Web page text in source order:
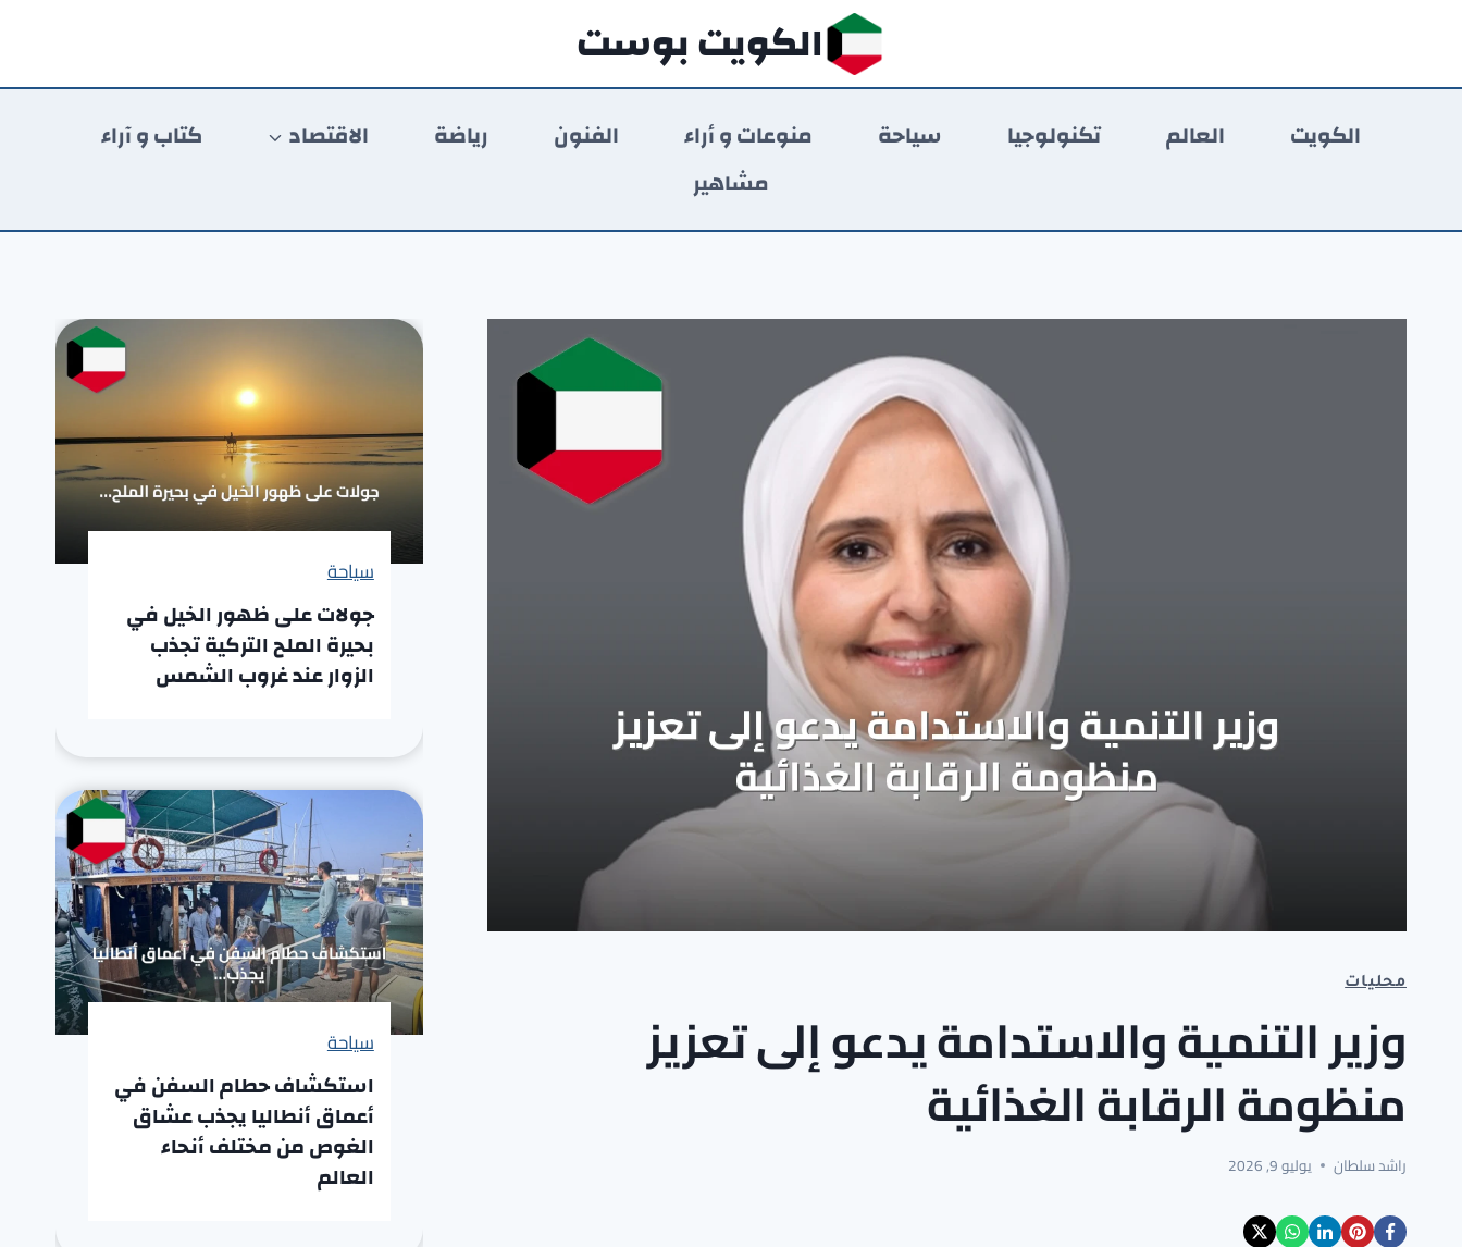
المحتوى
الكويت بوست
الكويت العالم تكنولوجيا سياحة منوعات و أراء الفنون رياضة الاقتصاد
كتاب و آراء
مشاهير
محليات
وزير التنمية والاستدامة يدعو إلى تعزيز
منظومة الرقابة الغذائية
راشد سلطان يوليو 9, 2026
سياحة
جولات على ظهور الخيل في
بحيرة الملح التركية تجذب
الزوار عند غروب الشمس
سياحة
استكشاف حطام السفن في
أعماق أنطاليا يجذب عشاق
الغوص من مختلف أنحاء
العالم